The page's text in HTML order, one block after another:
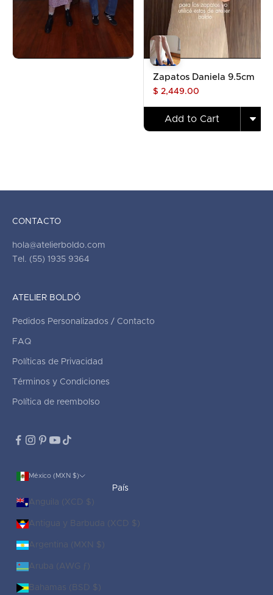
Zapatos Daniela 9.5cm
$ 2,449.00
Add to Cart
CONTACTO
hola@atelierboldo.com
Tel. (55) 1935 9364
ATELIER BOLDÓ
Pedidos Personalizados / Contacto
FAQ
Políticas de Privacidad
Términos y Condiciones
Política de reembolso
México (MXN $)
País
Anguila (XCD $)
Antigua y Barbuda (XCD $)
Argentina (MXN $)
Aruba (AWG ƒ)
Bahamas (BSD $)